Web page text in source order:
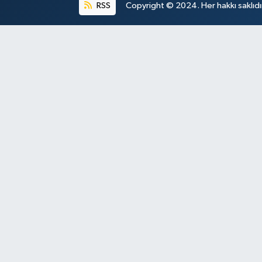
RSS Copyright © 2024. Her hakkı